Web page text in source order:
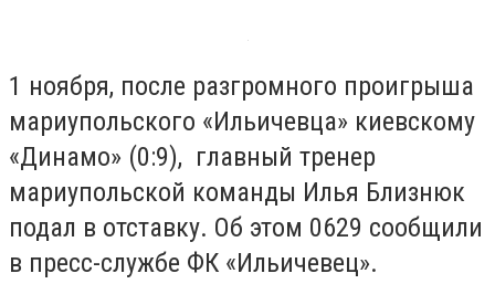
1 ноября, после разгромного проигрыша
мариупольского «Ильичевца» киевскому
«Динамо» (0:9), главный тренер
мариупольской команды Илья Близнюк
подал в отставку. Об этом 0629 сообщили
в пресс-службе ФК «Ильичевец».